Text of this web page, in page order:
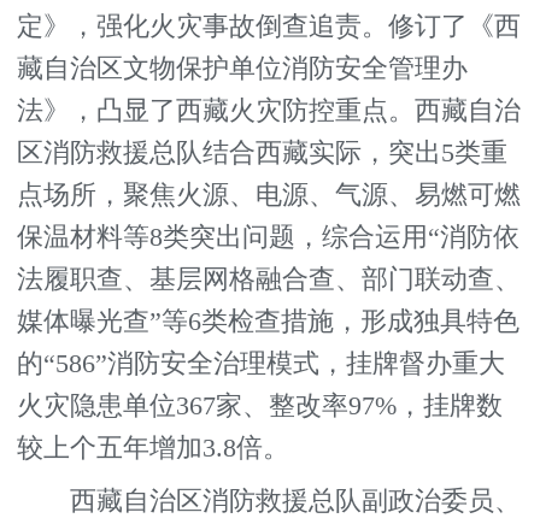
定》，强化火灾事故倒查追责。修订了《西
藏自治区文物保护单位消防安全管理办
法》，凸显了西藏火灾防控重点。西藏自治
区消防救援总队结合西藏实际，突出5类重
点场所，聚焦火源、电源、气源、易燃可燃
保温材料等8类突出问题，综合运用“消防依
法履职查、基层网格融合查、部门联动查、
媒体曝光查”等6类检查措施，形成独具特色
的“586”消防安全治理模式，挂牌督办重大
火灾隐患单位367家、整改率97%，挂牌数
较上个五年增加3.8倍。
西藏自治区消防救援总队副政治委员、